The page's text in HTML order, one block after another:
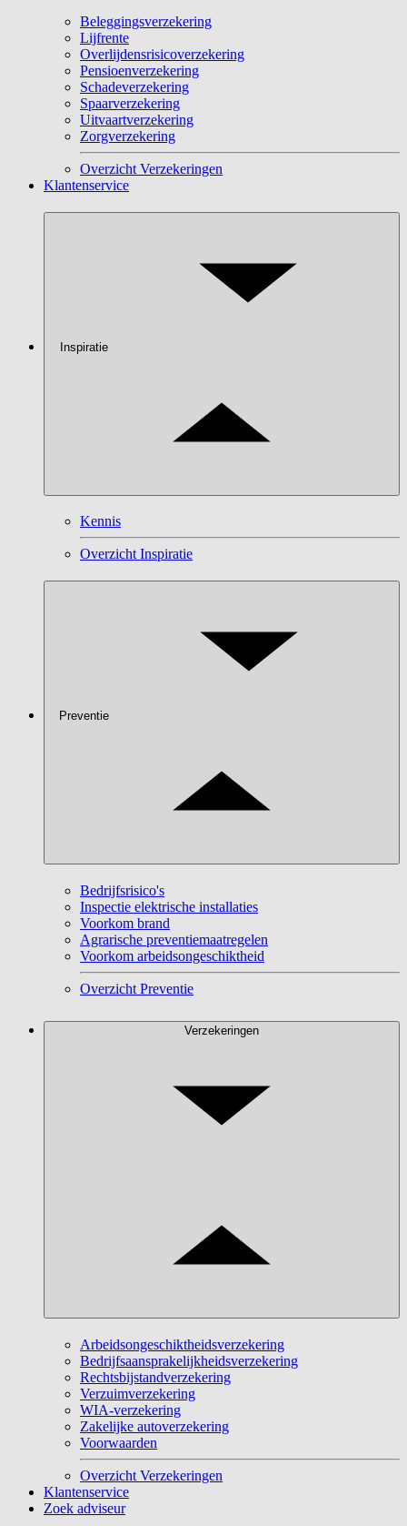
Beleggingsverzekering
Lijfrente
Overlijdensrisicoverzekering
Pensioenverzekering
Schadeverzekering
Spaarverzekering
Uitvaartverzekering
Zorgverzekering
Overzicht Verzekeringen
Klantenservice
Inspiratie
Kennis
Overzicht Inspiratie
Preventie
Bedrijfsrisico's
Inspectie elektrische installaties
Voorkom brand
Agrarische preventiemaatregelen
Voorkom arbeidsongeschiktheid
Overzicht Preventie
Verzekeringen
Arbeidsongeschiktheidsverzekering
Bedrijfsaansprakelijkheidsverzekering
Rechtsbijstandverzekering
Verzuimverzekering
WIA-verzekering
Zakelijke autoverzekering
Voorwaarden
Overzicht Verzekeringen
Klantenservice
Zoek adviseur